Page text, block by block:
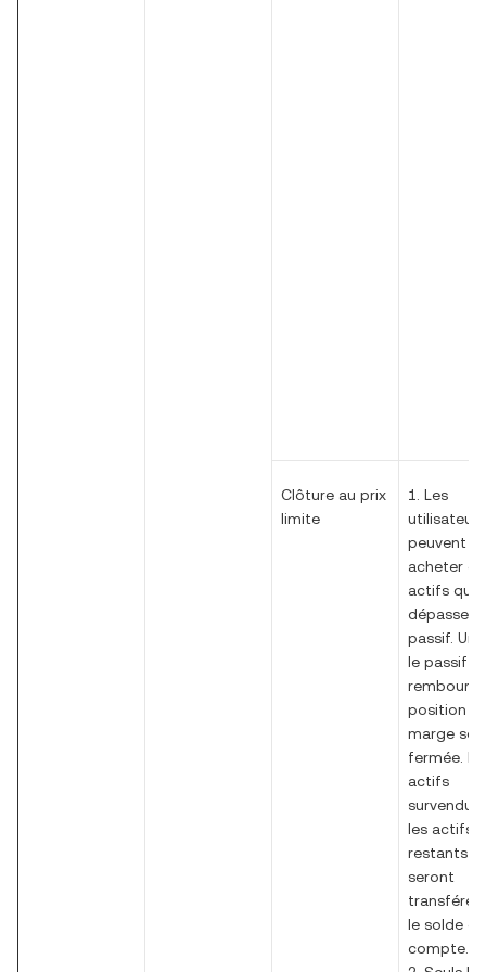
Clôture au prix
limite
1. Les
utilisateurs
peuvent
acheter
actifs qui
dépassent
passif.
le passif
position
marge
fermée.
actifs
survendus
les actifs
restants
seront
transférés
le solde du
compte.